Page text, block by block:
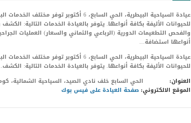
عيادة السياحية البيطرية، الحي السابع، 6 أكتوبر توفر مختلف
للحيوانات الأليفة بكافة أنواعها. يتوفر بالعيادة الخدمات التالية:
والفحص التطعيمات الدورية (الرباعي والثماني والسعار) العمليات
أنواعها استضافة…
عيادة السياحية البيطرية، الحي السابع، 6 أكتوبر توفر مختلف
للحيوانات الأليفة بكافة أنواعها. يتوفر بالعيادة الخدمات التالية:
العنوان:
الموقع الالكتروني: صفحة العيادة على فيس بوك